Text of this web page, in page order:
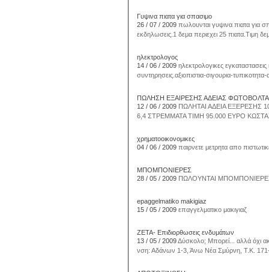
Γυψινα πιατα για σπασιμο
26 / 07 / 2009 πωλουνται γυψινα πιατα για
εκδηλωσεις.1 δεμα περιεχει 25 πιατα.Τιμη
ηλεκτρολογος
14 / 06 / 2009 ηλεκτρολογικες
συντηρησεις.αξιοπιστια-σιγουρια-
ΠΩΛΗΣΗ ΕΞΑΙΡΕΣΗΣ ΑΔΕΙΑΣ
12 / 06 / 2009 ΠΩΛΗΤΑΙ ΑΔΕΙΑ ΕΞΕΡΕΣΗΣ
6,4 ΣΤΡΕΜΜΑΤΑ ΤΙΜΗ 95.000 ΕΥΡΟ
χρηματοοικονομικες
04 / 06 / 2009 παιρνετε μετρητα απο
ΜΠΟΜΠΟΝΙΕΡΕΣ
28 / 05 / 2009 ΠΩΛΟΥΝΤΑΙ
epaggelmatiko makigiaz
15 / 05 / 2009 επαγγελματικο μακιγιαζ
ΖΕΤΑ- Επιδιορθωσεις ενδυμάτων
13 / 05 / 2009Δύσκολο; Μπορεί... αλλά όχι
νση: Αδάνων 1-3, Άνω Νέα Σμύρνη, Τ.Κ.